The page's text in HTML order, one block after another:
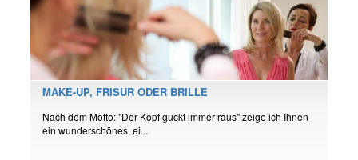
MAKE-UP, FRISUR ODER BRILLE
Nach dem Motto: "Der Kopf guckt immer raus" zeige ich Ihnen
ein wunderschönes, ei...